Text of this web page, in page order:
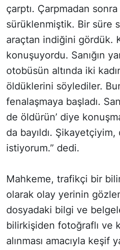
çarptı. Çarpmadan
sürüklenmiştik. Bir süre
araçtan indiğini gördük.
konuşuyordu. Sanığın
otobüsün altında iki
öldüklerini söylediler.
fenalaşmaya başladı.
de öldürün’ diye
da bayıldı. Şikayetçiyim,
istiyorum.” dedi.
Mahkeme, trafikçi bir
olarak olay yerinin
dosyadaki bilgi ve
bilirkişiden fotoğraflı ve
alınması amacıyla keşif